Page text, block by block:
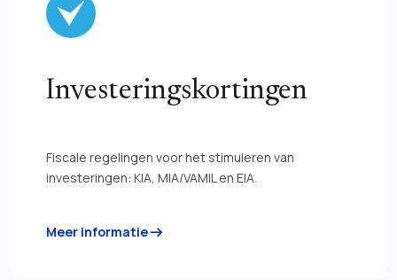
Investeringskortingen
Fiscale regelingen voor het stimuleren van
investeringen: KIA, MIA/VAMIL en EIA.
Meer informatiearrow_right_alt